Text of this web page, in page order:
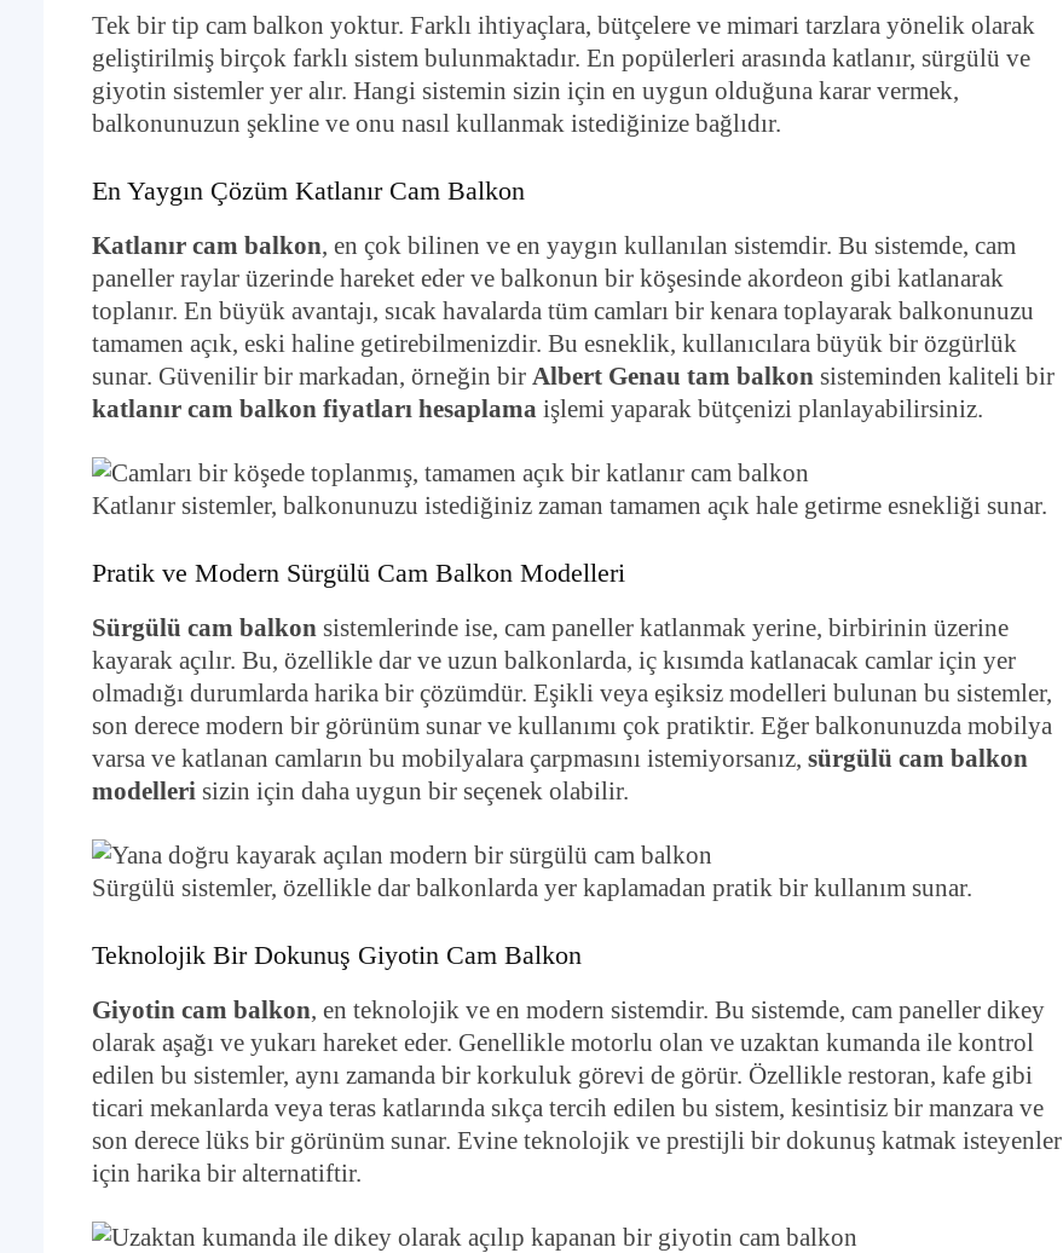
Tek bir tip cam balkon yoktur. Farklı ihtiyaçlara, bütçelere ve mimari tarzlara yönelik olarak
geliştirilmiş birçok farklı sistem bulunmaktadır. En popülerleri arasında katlanır, sürgülü ve
giyotin sistemler yer alır. Hangi sistemin sizin için en uygun olduğuna karar vermek,
balkonunuzun şekline ve onu nasıl kullanmak istediğinize bağlıdır.
En Yaygın Çözüm Katlanır Cam Balkon
Katlanır cam balkon, en çok bilinen ve en yaygın kullanılan sistemdir. Bu sistemde, cam
paneller raylar üzerinde hareket eder ve balkonun bir köşesinde akordeon gibi katlanarak
toplanır. En büyük avantajı, sıcak havalarda tüm camları bir kenara toplayarak balkonunuzu
tamamen açık, eski haline getirebilmenizdir. Bu esneklik, kullanıcılara büyük bir özgürlük
sunar. Güvenilir bir markadan, örneğin bir Albert Genau tam balkon sisteminden kaliteli bir
katlanır cam balkon fiyatları hesaplama işlemi yaparak bütçenizi planlayabilirsiniz.
Katlanır sistemler, balkonunuzu istediğiniz zaman tamamen açık hale getirme esnekliği sunar.
Pratik ve Modern Sürgülü Cam Balkon Modelleri
Sürgülü cam balkon sistemlerinde ise, cam paneller katlanmak yerine, birbirinin üzerine
kayarak açılır. Bu, özellikle dar ve uzun balkonlarda, iç kısımda katlanacak camlar için yer
olmadığı durumlarda harika bir çözümdür. Eşikli veya eşiksiz modelleri bulunan bu sistemler,
son derece modern bir görünüm sunar ve kullanımı çok pratiktir. Eğer balkonunuzda mobilya
varsa ve katlanan camların bu mobilyalara çarpmasını istemiyorsanız, sürgülü cam balkon
modelleri sizin için daha uygun bir seçenek olabilir.
Sürgülü sistemler, özellikle dar balkonlarda yer kaplamadan pratik bir kullanım sunar.
Teknolojik Bir Dokunuş Giyotin Cam Balkon
Giyotin cam balkon, en teknolojik ve en modern sistemdir. Bu sistemde, cam paneller dikey
olarak aşağı ve yukarı hareket eder. Genellikle motorlu olan ve uzaktan kumanda ile kontrol
edilen bu sistemler, aynı zamanda bir korkuluk görevi de görür. Özellikle restoran, kafe gibi
ticari mekanlarda veya teras katlarında sıkça tercih edilen bu sistem, kesintisiz bir manzara ve
son derece lüks bir görünüm sunar. Evine teknolojik ve prestijli bir dokunuş katmak isteyenler
için harika bir alternatiftir.